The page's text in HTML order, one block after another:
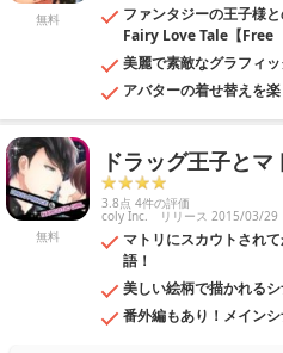
無料
ファンタジーの王子様
Fairy Love Tale【Free
美麗で素敵なグラフィ
アバターの着せ替えを
無料
ドラッグ王子と
3.8点 4件の評価
coly Inc. リリース 2015/03/29
マトリにスカウトされ
語！
美しい絵柄で描かれるシ
番外編もあり！メイン